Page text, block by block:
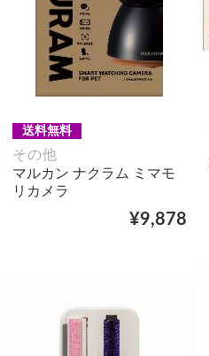
送料無料
その他
マルカン ナクラム ミマモ
リカメラ
¥9,878